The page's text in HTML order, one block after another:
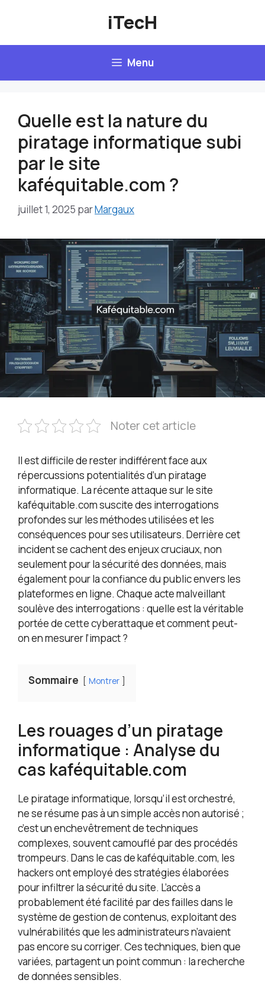
iTecH
Menu
Quelle est la nature du
piratage informatique subi
par le site
kaféquitable.com ?
juillet 1, 2025 parMargaux
Noter cet article
Il est difficile de rester indifférent face aux
répercussions potentialités d’un piratage
informatique. La récente attaque sur le site
kaféquitable.com suscite des interrogations
profondes sur les méthodes utilisées et les
conséquences pour ses utilisateurs. Derrière cet
incident se cachent des enjeux cruciaux, non
seulement pour la sécurité des données, mais
également pour la confiance du public envers les
plateformes en ligne. Chaque acte malveillant
soulève des interrogations : quelle est la véritable
portée de cette cyberattaque et comment peut-
on en mesurer l’impact ?
Sommaire Montrer
Les rouages d’un piratage
informatique : Analyse du
cas kaféquitable.com
Le piratage informatique, lorsqu’il est orchestré,
ne se résume pas à un simple accès non autorisé ;
c’est un enchevêtrement de techniques
complexes, souvent camouflé par des procédés
trompeurs. Dans le cas de kaféquitable.com, les
hackers ont employé des stratégies élaborées
pour infiltrer la sécurité du site. L’accès a
probablement été facilité par des failles dans le
système de gestion de contenus, exploitant des
vulnérabilités que les administrateurs n’avaient
pas encore su corriger. Ces techniques, bien que
variées, partagent un point commun : la recherche
de données sensibles.